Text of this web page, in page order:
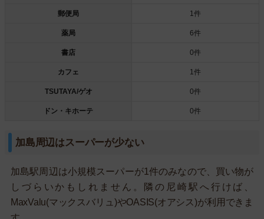
郵便局 1件
薬局 6件
書店 0件
カフェ 1件
TSUTAYA/ゲオ 0件
ドン・キホーテ 0件
加島周辺はスーパーが少ない
加島駅周辺は小規模スーパーが1件のみなので、買い物が
しづらいかもしれません。隣の尼崎駅へ行けば、
MaxValu(マックスバリュ)やOASIS(オアシス)が利用できま